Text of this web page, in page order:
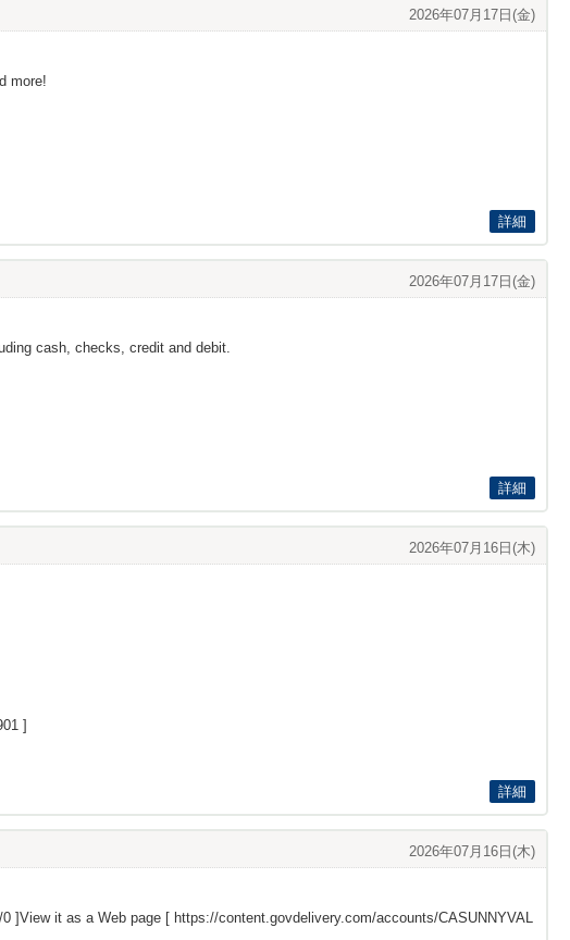
2026年07月17日(金)
more!
詳細
2026年07月17日(金)
cash, checks, credit and debit.
詳細
2026年07月16日(木)
]
詳細
2026年07月16日(木)
0 ]View it as a Web page [ https://content.govdelivery.com/accounts/CASUNNYVAL